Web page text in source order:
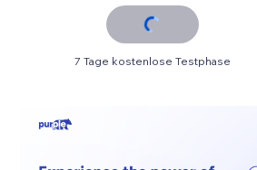
7 Tage kostenlose Testphase